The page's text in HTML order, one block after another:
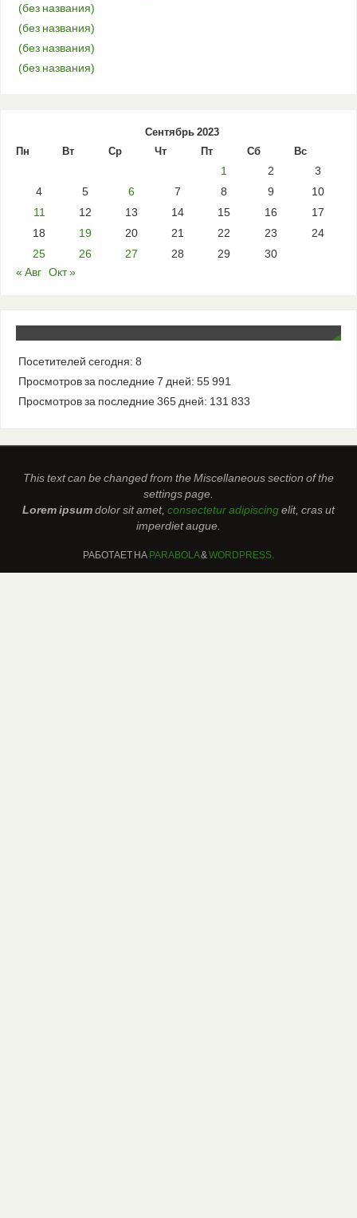
(без названия)
(без названия)
(без названия)
(без названия)
Сентябрь 2023
Пн
Вт Ср Чт Пт Сб Вс
1 2
3
4
5 6 7 8 9
10
11
12 13 14 15 16
17
18
19 20 21 22 23
24
25
26 27 28 29
30
« Авг Окт »
Посетителей сегодня: 8
Просмотров за последние 7 дней: 55 991
Просмотров за последние 365 дней: 131 833
This text can be changed from the Miscellaneous section of the
settings page.
Lorem ipsumdolor sit amet, consectetur adipiscingelit, cras ut
imperdiet augue.
РАБОТАЕТ НА PARABOLA&WORDPRESS.